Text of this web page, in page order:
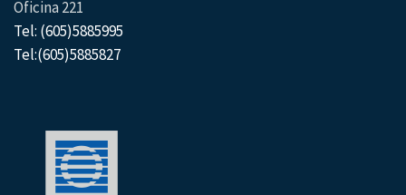
Oficina 221
Tel: (605)5885995
Tel:(605)5885827